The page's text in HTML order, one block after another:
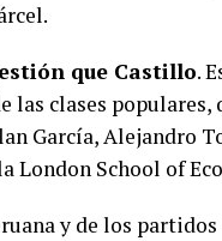
que Castillo.
las clases populares,
García, Alejandro
London School of
y de los partidos